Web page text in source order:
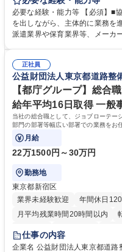
善をお任せ。 【教育制度】ご入社後、育成担当とペアになりながらOJTに
て業務を覚えていただくことが
れているため、スムーズに仕事
常に改善を目指す風土のため
募集職種 【大阪・京都・滋賀】
必要な経験・能力等 【必須】■
を出しながら、主体的に業務を
派遣業界や保育業界等、メーカ
により、キーエンスの付加価
えて、お客様や社員の状況に合
待され。組織を支えるスペシャ
社員から頼られる存在になる
務の持ち帰りも禁止されており
歴・資格 学歴：大学院 大学 高
正社員
公益財団法人東京都道路整
【都庁グループ】総合
給年平均16日取得 一般
当社の総合職として、ジョブローテー
部門の部署等幅広い部署での業務をお
ております！ ※下記業務詳細
月給
22万1500円～30万円
勤務地
東京都新宿区
業界未経験歓迎
年間休日
月平均残業時間20時間以内
研修あり
退職金あり
駅近5分以内
資格取得手当
仕事の内容
企業名 公益財団法人東京都道路整備保全公社 求人